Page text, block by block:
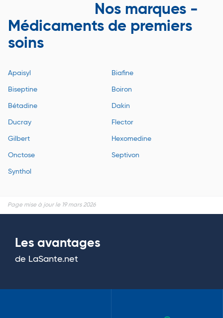
Nos marques -
Médicaments de premiers
soins
Apaisyl Biafine
Biseptine Boiron
Bétadine Dakin
Ducray Flector
Gilbert Hexomedine
Onctose Septivon
Synthol
Page mise à jour le 19 mars 2026
Les avantages
de LaSante.net